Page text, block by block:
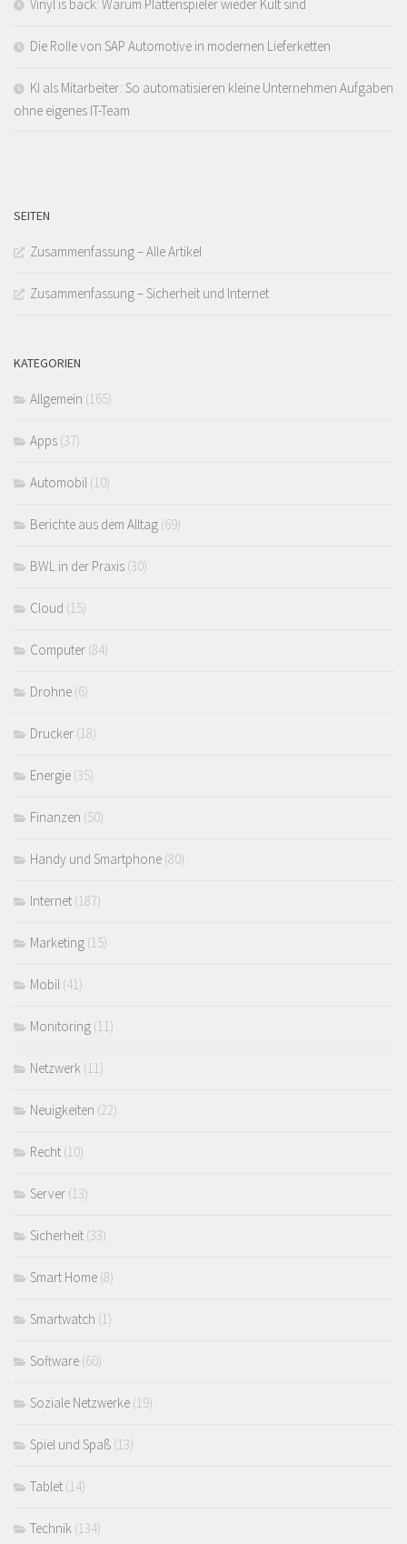
Vinyl is back: Warum Plattenspieler wieder Kult sind
Die Rolle von SAP Automotive in modernen Lieferketten
KI als Mitarbeiter: So automatisieren kleine Unternehmen Aufgaben
ohne eigenes IT-Team
SEITEN
Zusammenfassung – Alle Artikel
Zusammenfassung – Sicherheit und Internet
KATEGORIEN
Allgemein (165)
Apps (37)
Automobil (10)
Berichte aus dem Alltag (69)
BWL in der Praxis (30)
Cloud (15)
Computer (84)
Drohne (6)
Drucker (18)
Energie (35)
Finanzen (50)
Handy und Smartphone (80)
Internet (187)
Marketing (15)
Mobil (41)
Monitoring (11)
Netzwerk (11)
Neuigkeiten (22)
Recht (10)
Server (13)
Sicherheit (33)
Smart Home (8)
Smartwatch (1)
Software (60)
Soziale Netzwerke (19)
Spiel und Spaß (13)
Tablet (14)
Technik (134)